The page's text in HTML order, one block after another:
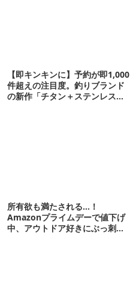
【即キンキンに】予約が即1,000
件超えの注目度。釣りブランド
の新作「チタン＋ステンレスの
所有欲も満たされる…！
Amazonプライムデーで値下げ
中、アウトドア好きにぶっ刺さ